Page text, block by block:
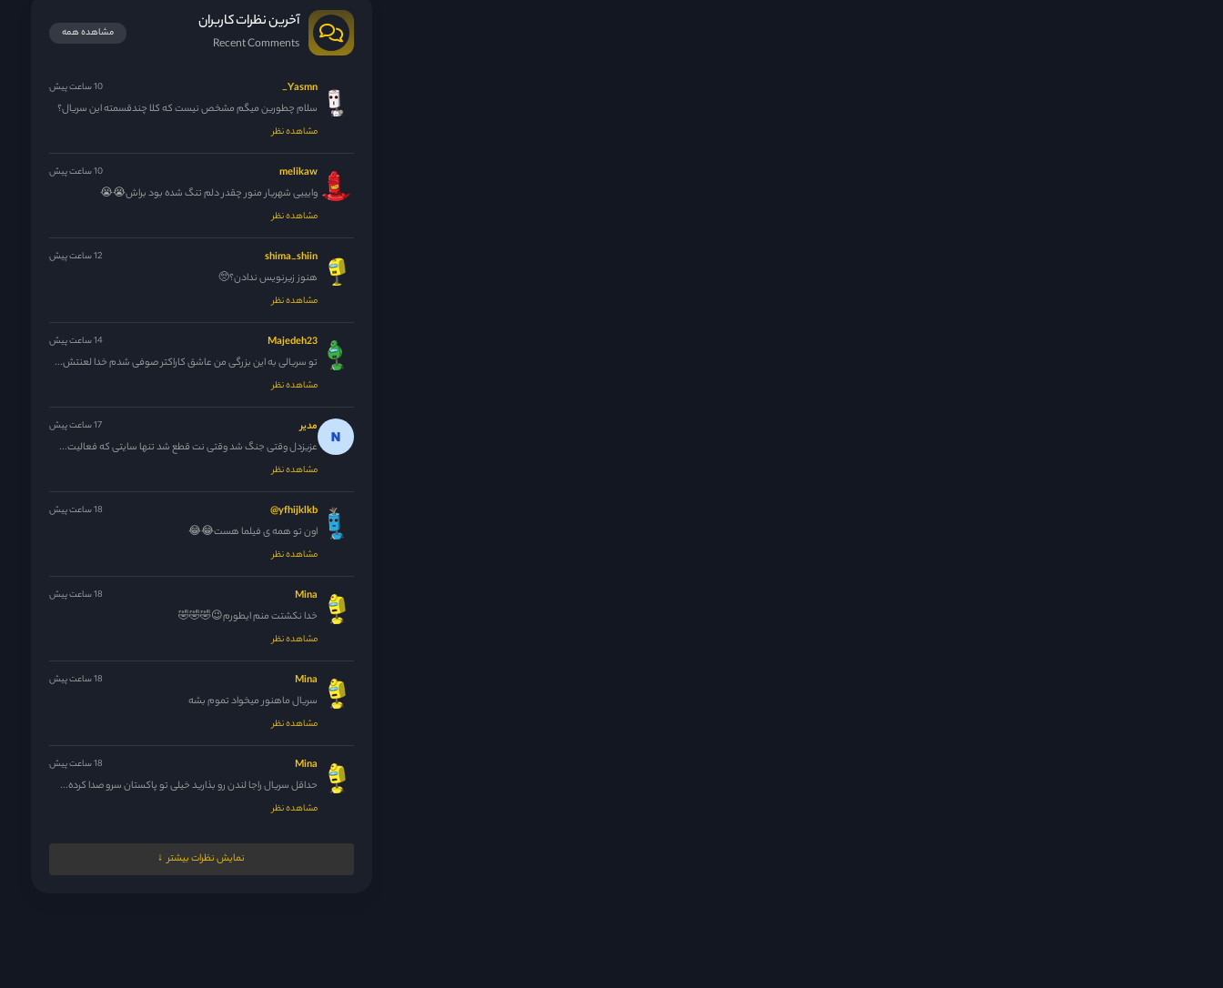
آخرین نظرات کاربران
Recent Comments
مشاهده همه
Yasmn_ 10 ساعت پیش
سلام چطورین میگم مشخص نیست که کلا چندقسمته این سریال؟
مشاهده نظر
melikaw 10 ساعت پیش
وایییی شهریار منور چقدر دلم تنگ شده بود براش😭😭
مشاهده نظر
shima_shiin 12 ساعت پیش
هنوز زیرنویس ندادن؟🥺
مشاهده نظر
Majedeh23 14 ساعت پیش
تو سریالی به این بزرگی من عاشق کاراکتر صوفی شدم خدا لعنتش...
مشاهده نظر
مدیر 17 ساعت پیش
عزیزدل وقتی جنگ شد وقتی نت قطع شد تنها سایتی که فعالیت...
مشاهده نظر
yfhijklkb@ 18 ساعت پیش
اون تو همه ی فیلما هست😂😂
مشاهده نظر
Mina 18 ساعت پیش
خدا نکشتت منم ایطورم😉🤣🤣🤣
مشاهده نظر
Mina 18 ساعت پیش
سریال ماهنور میخواد تموم بشه
مشاهده نظر
Mina 18 ساعت پیش
حداقل سریال راجا لندن رو بذارید خیلی تو پاکستان سرو صدا کرده...
مشاهده نظر
🤣😆🤣
نمایش نظرات بیشتر